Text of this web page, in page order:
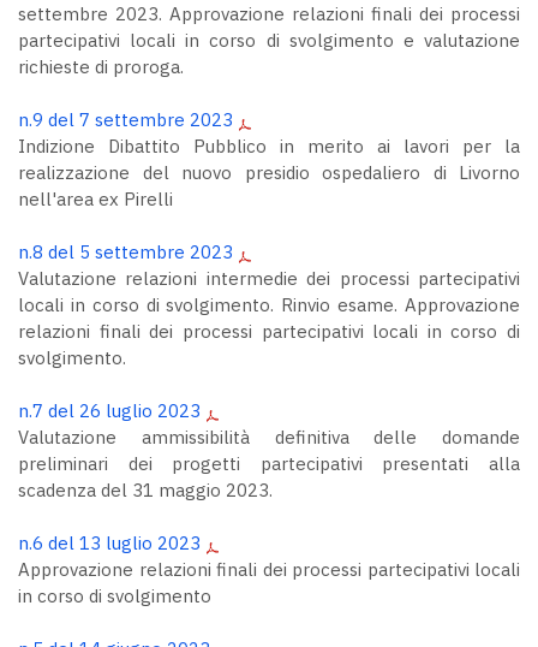
settembre 2023. Approvazione relazioni finali dei processi
partecipativi locali in corso di svolgimento e valutazione
richieste di proroga.
n.9 del 7 settembre 2023
Indizione Dibattito Pubblico in merito ai lavori per la
realizzazione del nuovo presidio ospedaliero di Livorno
nell'area ex Pirelli
n.8 del 5 settembre 2023
Valutazione relazioni intermedie dei processi partecipativi
locali in corso di svolgimento. Rinvio esame. Approvazione
relazioni finali dei processi partecipativi locali in corso di
svolgimento.
n.7 del 26 luglio 2023
Valutazione ammissibilità definitiva delle domande
preliminari dei progetti partecipativi presentati alla
scadenza del 31 maggio 2023.
n.6 del 13 luglio 2023
Approvazione relazioni finali dei processi partecipativi locali
in corso di svolgimento